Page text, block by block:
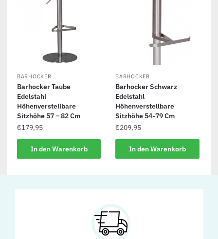
BARHOCKER
Barhocker Taube
Edelstahl
Höhenverstellbare
Sitzhöhe 57 – 82 Cm
€179,95
In den Warenkorb
BARHOCKER
Barhocker Schwarz
Edelstahl
Höhenverstellbare
Sitzhöhe 54-79 Cm
€209,95
In den Warenkorb